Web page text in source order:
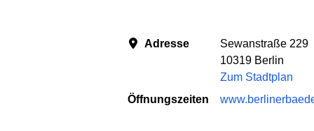
Adresse
Sewanstraße 229
10319 Berlin
Zum Stadtplan
Öffnungszeiten